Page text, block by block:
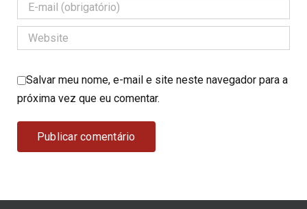
Salvar meu nome, e-mail e site neste navegador para a
próxima vez que eu comentar.